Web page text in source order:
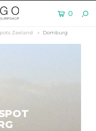
0
Zeeland Domburg